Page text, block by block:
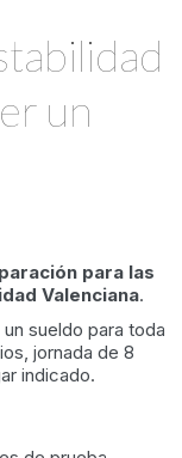
un
para las
Valenciana.
sueldo para toda
jornada de 8
indicado.